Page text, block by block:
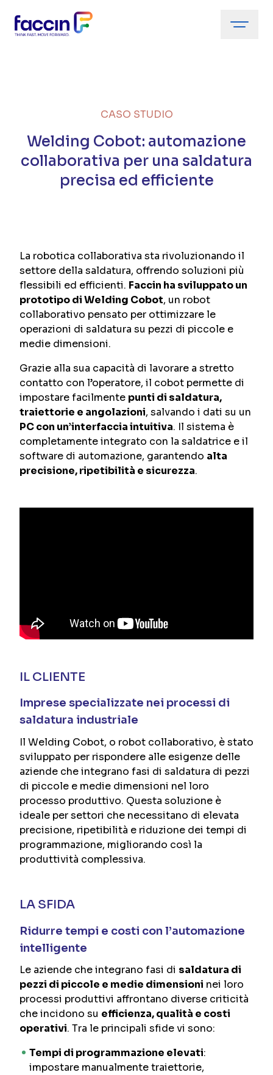
CASO STUDIO
Welding Cobot: automazione
collaborativa per una saldatura
precisa ed efficiente
La robotica collaborativa sta rivoluzionando il
settore della saldatura, offrendo soluzioni più
flessibili ed efficienti. Faccin ha sviluppato un
prototipo di Welding Cobot, un robot
collaborativo pensato per ottimizzare le
operazioni di saldatura su pezzi di piccole e
medie dimensioni.
Grazie alla sua capacità di lavorare a stretto
contatto con l’operatore, il cobot permette di
impostare facilmente punti di saldatura,
traiettorie e angolazioni, salvando i dati su un
PC con un’interfaccia intuitiva. Il sistema è
completamente integrato con la saldatrice e il
software di automazione, garantendo alta
precisione, ripetibilità e sicurezza.
IL CLIENTE
Imprese specializzate nei processi di
saldatura industriale
Il Welding Cobot, o robot collaborativo, è stato
sviluppato per rispondere alle esigenze delle
aziende che integrano fasi di saldatura di pezzi
di piccole e medie dimensioni nel loro
processo produttivo. Questa soluzione è
ideale per settori che necessitano di elevata
precisione, ripetibilità e riduzione dei tempi di
programmazione, migliorando così la
produttività complessiva.
LA SFIDA
Ridurre tempi e costi con l’automazione
intelligente
Le aziende che integrano fasi di saldatura di
pezzi di piccole e medie dimensioni nei loro
processi produttivi affrontano diverse criticità
che incidono su efficienza, qualità e costi
operativi. Tra le principali sfide vi sono:
Tempi di programmazione elevati:
impostare manualmente traiettorie,